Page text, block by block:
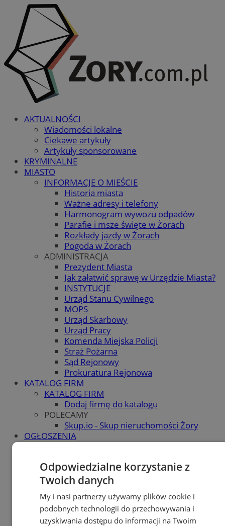
AKTUALNOŚCI
Wiadomości lokalne
Ciekawe artykuły
Artykuły sponsorowane
KRYMINALNE
MIASTO
INFORMACJE O MIEŚCIE
Historia miasta
Ważne adresy i telefony
Harmonogram wywozu odpadów
Parafie i msze święte w Żorach
Rozkłady jazdy w Żorach
Pogoda w Żorach
ADMINISTRACJA
Prezydent Miasta
Jak załatwić sprawę w Urzędzie Miasta?
INSTYTUCJE
Urząd Stanu Cywilnego
MOPS
Urząd Skarbowy
Urząd Pracy
Komenda Miejska Policji
Straż Pożarna
Sąd Rejonowy
Prokuratura Rejonowa
KATALOG FIRM
KATALOG FIRM
Dodaj firmę do katalogu
POLECAMY
Skup.io - Skup nieruchomości Żory
OGŁOSZENIA
POLECAMY
Protocol IT
Pracuj.pl - praca w Żorach
REKLAMA
WSPÓŁPRACA
Odpowiedzialne korzystanie z
Twoich danych
My i nasi partnerzy używamy plików cookie i
podobnych technologii do przechowywania i
uzyskiwania dostępu do informacji na Twoim